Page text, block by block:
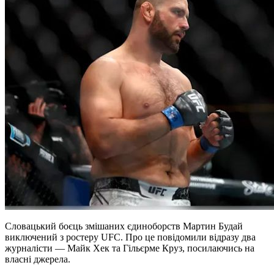
Словацький боєць змішаних єдиноборств Мартин Будай
виключений з ростеру UFC. Про це повідомили відразу два
журналісти — Майк Хек та Гільєрме Круз, посилаючись на
власні джерела.